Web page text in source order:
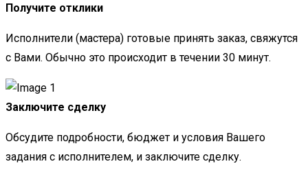
Получите отклики
Исполнители (мастера) готовые принять заказ, свяжутся
с Вами. Обычно это происходит в течении 30 минут.
Заключите сделку
Обсудите подробности, бюджет и условия Вашего
задания с исполнителем, и заключите сделку.